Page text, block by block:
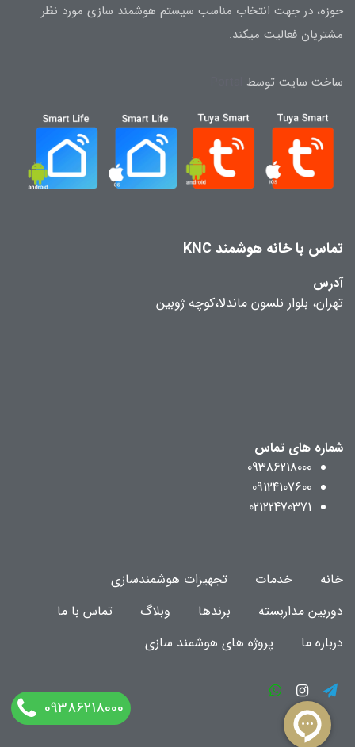
حوزه، در جهت انتخاب مناسب سیستم هوشمند سازی مورد نظر
مشتریان فعالیت میکند.
ساخت سایت توسط
تماس با خانه هوشمند KNC
آدرس
تهران، بلوار نلسون ماندلا،کوچه ژوبین
شماره های تماس
09386218000
09124107600
02122470371
خانه خدمات
تجهیزات هوشمندسازی
دوربین مداربسته
برندها وبلاگ
تماس با ما
درباره ما
پروژه های هوشمند سازی
09386218000